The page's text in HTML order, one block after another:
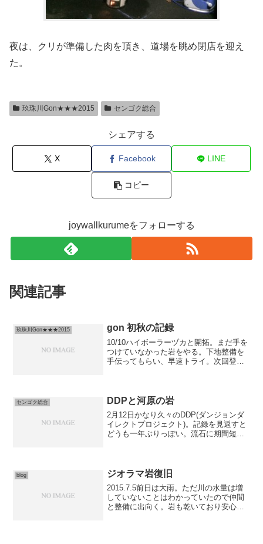
夜は、クリが準備した肉を頂き、道場を眺め閉店を迎え
た。
玖珠川Gon★★★2015 センゴク総合
シェアする
X Facebook LINE
コピー
joywallkurumeをフォローする
関連記事
玖珠川Gon★★★2015 gon 初秋の記録
10/10ハイボーラーヅカと開拓。まだ手を
つけていなかった岩をやる。下地整備を
手伝ってもらい、早速トライ。次回登る
悲しい気持ち...
センゴク総合 DDPと河原の岩
2月12日かなり久々のDDP(ダンジョンダ
イレクトプロジェクト)。記録を見返すと
どうも一年ぶりっぽい。流石に期間短く
かった。今年は雨量...
blog ジオラマ岩復旧
2015.7.5前日は大雨。ただ川の水量は増
していないことはわかっていたので仲間
と整備に出向く。岩も乾いており安心。